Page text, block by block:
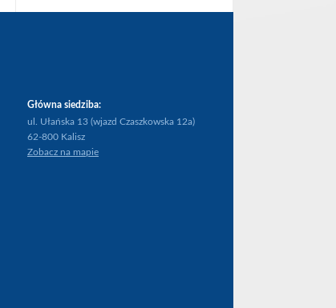
Główna siedziba:
ul. Ułańska 13 (wjazd Czaszkowska 12a)
62-800 Kalisz
Zobacz na mapie